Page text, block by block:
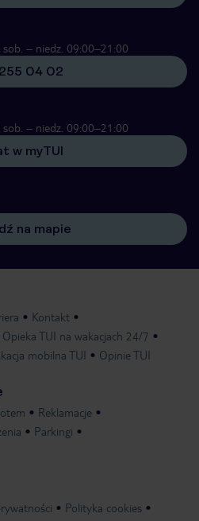
– niedz. 09:00–21:00
04 02
– niedz. 09:00–21:00
w myTUI
na mapie
Kontakt
Opieka TUI na wakacjach 24/7
mobilna TUI Opinie TUI
Reklamacje
Parkingi
Polityka cookies